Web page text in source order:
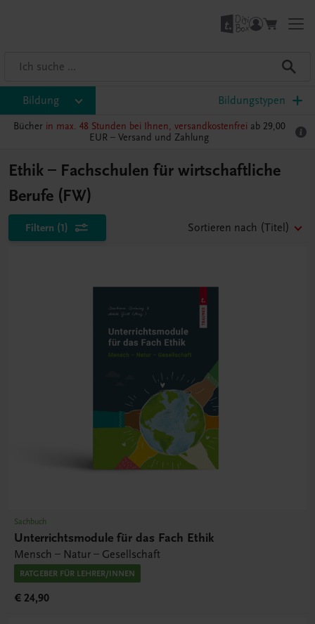
Bildung Bildungstypen
Bücher in max. 48 Stunden bei Ihnen, versandkostenfrei ab 29,00
EUR – Versand und Zahlung
Ethik – Fachschulen für wirtschaftliche
Berufe (FW)
Filtern (1) Sortieren nach (Titel)
Sachbuch
Unterrichtsmodule für das Fach Ethik
Mensch – Natur – Gesellschaft
RATGEBER FÜR LEHRER/INNEN
€ 24,90